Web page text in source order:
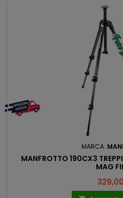
MARCA:
MANFROTTO 190CX3
MAG
Prezzo